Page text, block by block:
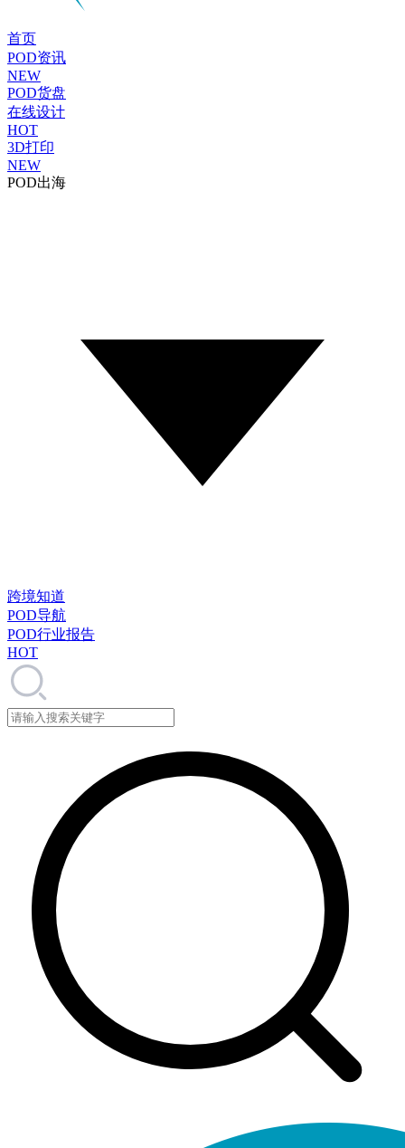
首页
POD资讯
NEW
POD货盘
在线设计
HOT
3D打印
NEW
POD出海
跨境知道
POD导航
POD行业报告
HOT